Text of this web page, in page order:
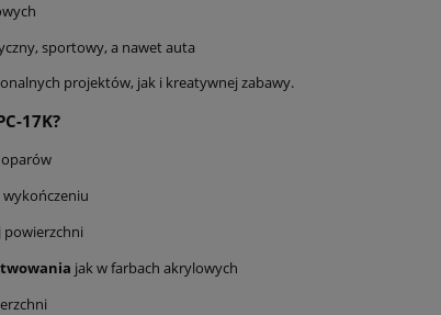
sportowy, a nawet auta
projektów, jak i kreatywnej zabawy.
17K?
powierzchni
jak w farbach akrylowych